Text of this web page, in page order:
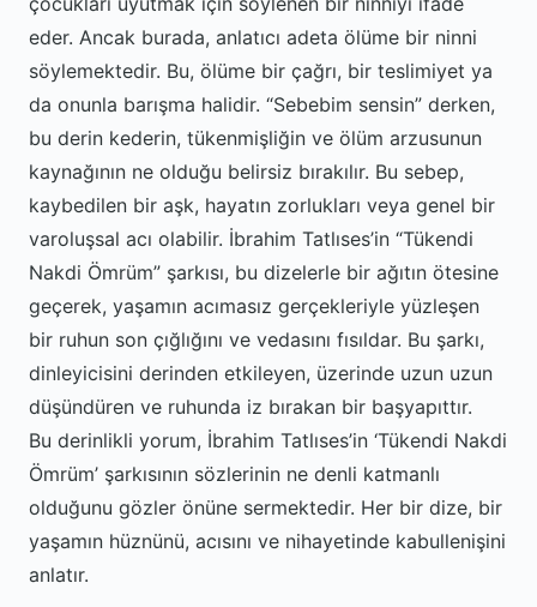
eder. Ancak burada, anlatıcı adeta ölüme bir ninni
söylemektedir. Bu, ölüme bir çağrı, bir teslimiyet ya
da onunla barışma halidir. “Sebebim sensin” derken,
bu derin kederin, tükenmişliğin ve ölüm arzusunun
kaynağının ne olduğu belirsiz bırakılır. Bu sebep,
kaybedilen bir aşk, hayatın zorlukları veya genel bir
varoluşsal acı olabilir. İbrahim Tatlıses’in “Tükendi
Nakdi Ömrüm” şarkısı, bu dizelerle bir ağıtın ötesine
geçerek, yaşamın acımasız gerçekleriyle yüzleşen
bir ruhun son çığlığını ve vedasını fısıldar. Bu şarkı,
dinleyicisini derinden etkileyen, üzerinde uzun uzun
düşündüren ve ruhunda iz bırakan bir başyapıttır.
Bu derinlikli yorum, İbrahim Tatlıses’in ‘Tükendi Nakdi
Ömrüm’ şarkısının sözlerinin ne denli katmanlı
olduğunu gözler önüne sermektedir. Her bir dize, bir
yaşamın hüznünü, acısını ve nihayetinde kabullenişini
anlatır.